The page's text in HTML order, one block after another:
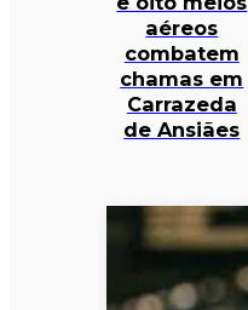
aéreos
combatem
chamas em
Carrazeda
de Ansiães